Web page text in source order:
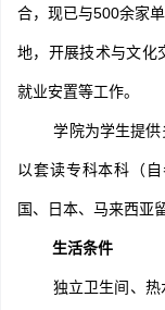
合，现已与500余家
地，开展技术与文化
就业安置等工作。
学院为学生提
以套读专科本科（
国、日本、马来西亚
生活条件
独立卫生间、热